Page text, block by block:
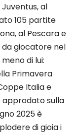
al
105 partite
al Pescara e
da giocatore nel
di lui:
Primavera
Italia e
approdato sulla
2025 è
di gioia i